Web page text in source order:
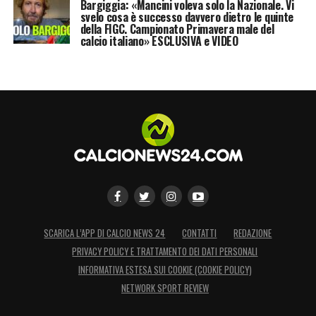
Bargiggia: «Mancini voleva solo la Nazionale. Vi
svelo cosa è successo davvero dietro le quinte
della FIGC. Campionato Primavera male del
calcio italiano» ESCLUSIVA e VIDEO
SCARICA L’APP DI CALCIO NEWS 24 CONTATTI
REDAZIONE
PRIVACY POLICY E TRATTAMENTO DEI DATI PERSONALI
INFORMATIVA ESTESA SUI COOKIE (COOKIE POLICY)
NETWORK SPORT REVIEW